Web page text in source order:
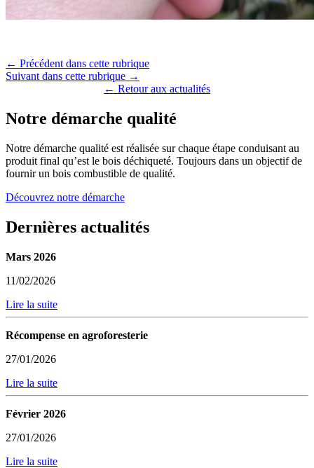
← Précédent dans cette rubrique
Suivant dans cette rubrique →
← Retour aux actualités
Notre démarche qualité
Notre démarche qualité est réalisée sur chaque étape conduisant au
produit final qu’est le bois déchiqueté. Toujours dans un objectif de
fournir un bois combustible de qualité.
Découvrez notre démarche
Dernières actualités
Mars 2026
11/02/2026
Lire la suite
Récompense en agroforesterie
27/01/2026
Lire la suite
Février 2026
27/01/2026
Lire la suite